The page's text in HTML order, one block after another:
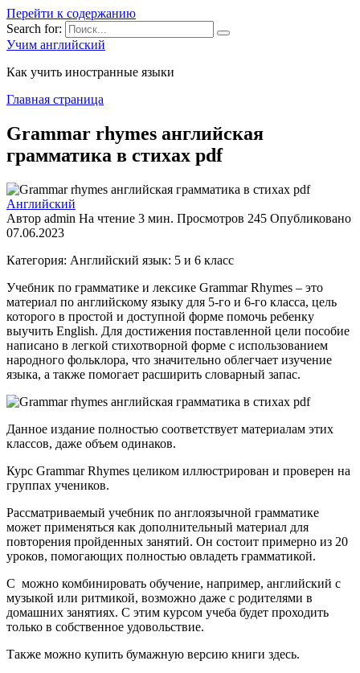
Перейти к содержанию
Search for:
Учим английский
Как учить иностранные языки
Главная страница
Grammar rhymes английская
грамматика в стихах pdf
Английский
Автор admin На чтение 3 мин. Просмотров 245 Опубликовано
07.06.2023
Категория: Английский язык: 5 и 6 класс
Учебник по грамматике и лексике Grammar Rhymes – это
материал по английскому языку для 5-го и 6-го класса, цель
которого в простой и доступной форме помочь ребенку
выучить English. Для достижения поставленной цели пособие
написано в легкой стихотворной форме с использованием
народного фольклора, что значительно облегчает изучение
языка, а также помогает расширить словарный запас.
Данное издание полностью соответствует материалам этих
классов, даже объем одинаков.
Курс Grammar Rhymes целиком иллюстрирован и проверен на
группах учеников.
Рассматриваемый учебник по англоязычной грамматике
может применяться как дополнительный материал для
повторения пройденных занятий. Он состоит примерно из 20
уроков, помогающих полностью овладеть грамматикой.
С можно комбинировать обучение, например, английский с
музыкой или ритмикой, возможно даже с родителями в
домашних занятиях. С этим курсом учеба будет проходить
только в собственное удовольствие.
Также можно купить бумажную версию книги здесь.